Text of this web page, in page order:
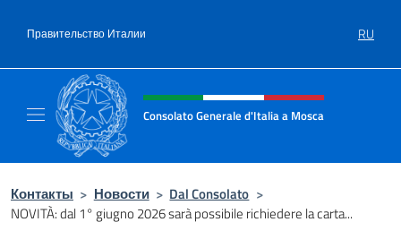
Правительство Италии RU
Шапка сайта, соцсети и
Consolato Generale d'Italia a Mosca
Контакты > Новости > Dal Consolato >
NOVITÀ: dal 1° giugno 2026 sarà possibile richiedere la carta...